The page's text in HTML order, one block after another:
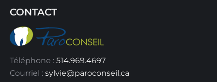
CONTACT
Téléphone : 514.969.4697
Courriel : sylvie@paroconseil.ca